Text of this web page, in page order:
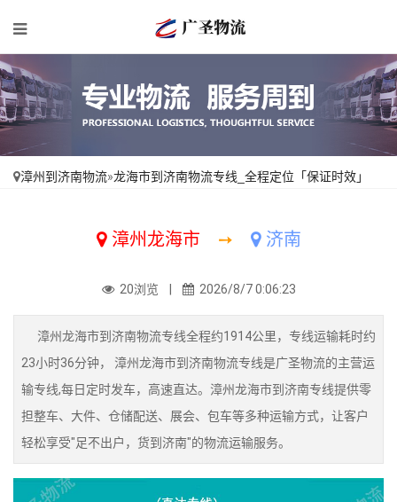
漳州到济南物流»龙海市到济南物流专线_全程定位「保证时效」
漳州龙海市 ➙ 济南
20浏览 | 2026/8/7 0:06:23
漳州龙海市到济南物流专线全程约1914公里，专线运输耗时约
23小时36分钟， 漳州龙海市到济南物流专线是广圣物流的主营运
输专线,每日定时发车，高速直达。漳州龙海市到济南专线提供零
担整车、大件、仓储配送、展会、包车等多种运输方式，让客户
轻松享受"足不出户，货到济南"的物流运输服务。